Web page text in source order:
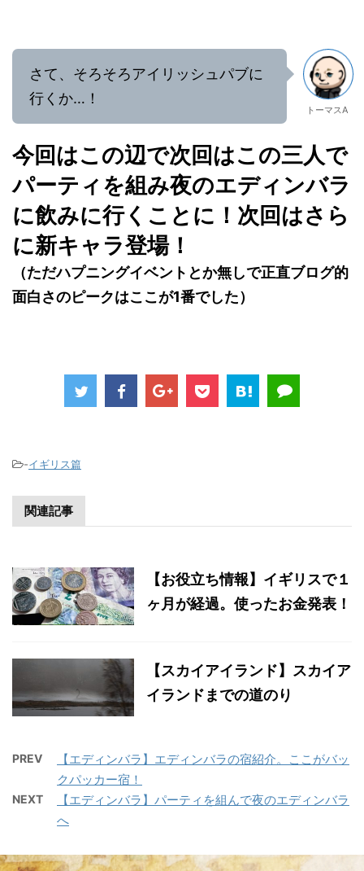
さて、そろそろアイリッシュパブに
行くか…！
トーマスA
今回はこの辺で次回はこの三人で
パーティを組み夜のエディンバラ
に飲みに行くことに！次回はさら
に新キャラ登場！
（ただハプニングイベントとか無しで正直ブログ的
面白さのピークはここが1番でした）
-イギリス篇
関連記事
【お役立ち情報】イギリスで１
ヶ月が経過。使ったお金発表！
【スカイアイランド】スカイア
イランドまでの道のり
PREV
【エディンバラ】エディンバラの宿紹介。ここがバッ
クパッカー宿！
NEXT
【エディンバラ】パーティを組んで夜のエディンバラ
へ